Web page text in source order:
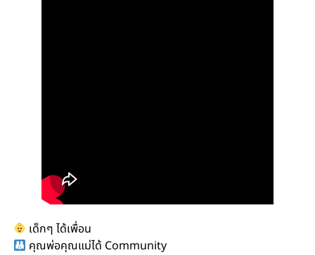
เด็กๆ ได้เพื่อน
คุณพ่อคุณแม่ได้ Community